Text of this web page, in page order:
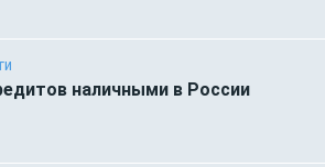
наличными в России